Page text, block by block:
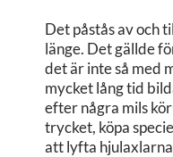
Det påstås av och
länge. Det gällde
det är inte så med
mycket lång tid
efter några mils
trycket, köpa
att lyfta